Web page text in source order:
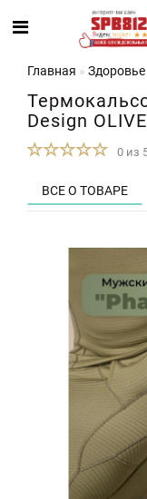
Главная Здоровье
Design
0 из
ВСЕ О ТОВАРЕ